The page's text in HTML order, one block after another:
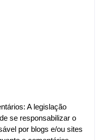
A legislação
se responsabilizar o
por blogs e/ou sites